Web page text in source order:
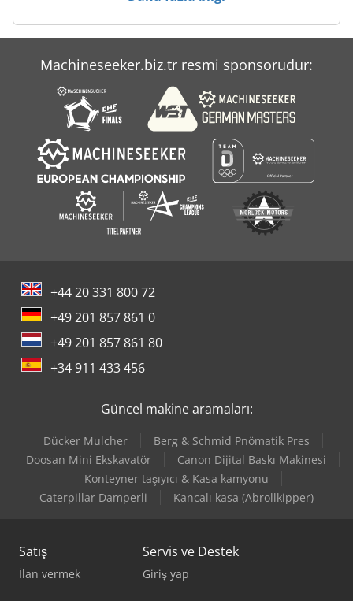
Machineseeker.biz.tr resmi sponsorudur:
+44 20 331 800 72
+49 201 857 861 0
+49 201 857 861 80
+34 911 433 456
Güncel makine aramaları:
Dücker Mulcher
Berg & Schmid Pnömatik Pres
Doosan Mini Ekskavatör
Canon Dijital Baskı Makinesi
Konteyner taşıyıcı & Kasa kamyonu
Caterpillar Damperli
Kancalı kasa (Abrollkipper)
Satış
İlan vermek
Servis ve Destek
Giriş yap